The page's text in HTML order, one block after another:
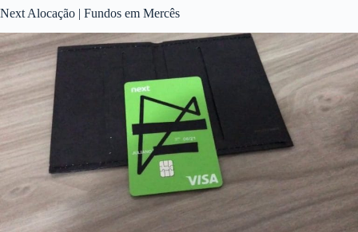
Next Alocação | Fundos em Mercês